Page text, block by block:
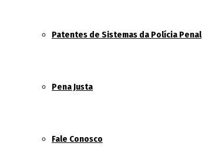
Patentes de Sistemas da Polícia Penal
Pena Justa
Fale Conosco